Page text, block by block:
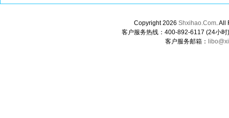
Copyright 2026 Shxihao.Com. All
客户服务热线：400-892-6117 (24小
客户服务邮箱：